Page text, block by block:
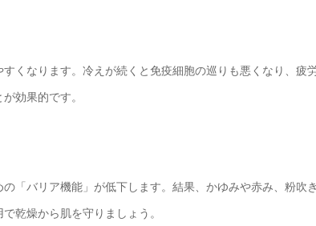
くなります。冷えが続くと免疫細胞の巡りも悪くなり、疲
効果的です。
「バリア機能」が低下します。結果、かゆみや赤み、粉吹
乾燥から肌を守りましょう。